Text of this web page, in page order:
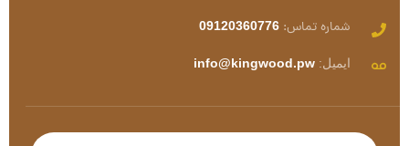
شماره تماس: 09120360776
ایمیل: info@kingwood.pw